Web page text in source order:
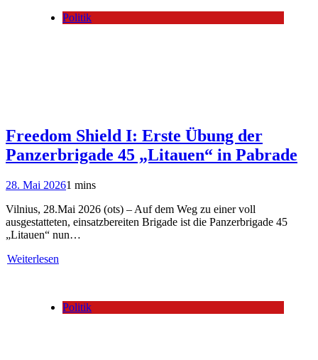
Politik
Freedom Shield I: Erste Übung der
Panzerbrigade 45 „Litauen“ in Pabrade
28. Mai 20261 mins
Vilnius, 28.Mai 2026 (ots) – Auf dem Weg zu einer voll
ausgestatteten, einsatzbereiten Brigade ist die Panzerbrigade 45
„Litauen“ nun…
Weiterlesen
Politik